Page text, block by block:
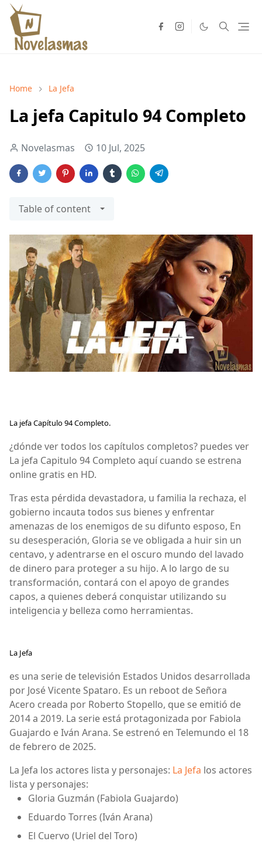
Home La Jefa
La jefa Capitulo 94 Completo
Novelasmas 10 Jul, 2025
Table of content
La jefa Capítulo 94 Completo.
¿dónde ver todos los capítulos completos? puedes ver
La jefa Capitulo 94 Completo aquí cuando se estrena
online gratis en HD.
Tras esta pérdida devastadora, u familia la rechaza, el
gobierno incauta todos sus bienes y enfrentar
amenazas de los enemigos de su difunto esposo, En
su desesperación, Gloria se ve obligada a huir sin un
centavo, y adentrarse en el oscuro mundo del lavado
de dinero para proteger a su hijo. A lo largo de su
transformación, contará con el apoyo de grandes
capos, a quienes deberá conquistar utilizando su
inteligencia y belleza como herramientas.
La Jefa
es una serie de televisión Estados Unidos desarrollada
por José Vicente Spataro. Es un reboot de Señora
Acero creada por Roberto Stopello, que se emitió de
2014 a 2019. La serie está protagonizada por Fabiola
Guajardo e Iván Arana. Se estrenó en Telemundo el 18
de febrero de 2025.
La Jefa los actores lista y personajes: La Jefa los actores
lista y personajes:
Gloria Guzmán (Fabiola Guajardo)
Eduardo Torres (Iván Arana)
El Cuervo (Uriel del Toro)